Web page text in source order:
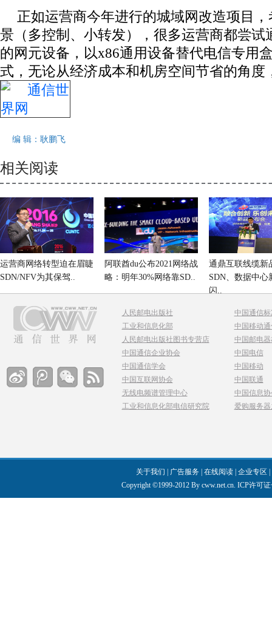
正如运营商今年进行的城域网改造项目
景（多控制、小转发），很多运营商都尝试
的网元设备，以x86通用设备替代电信专用
式，无论从经济成本和机房空间节省的角度
编 辑：耿鹏飞
相关阅读
运营商网络转型迫在眉睫
SDN/NFV为其保驾..
阿联酋du公布2021网络战
略：明年30%网络靠SD..
通鼎互联线缆新
SDN、数据中心
闪..